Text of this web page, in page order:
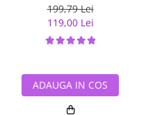
199,79 Lei
119,00 Lei
ADAUGA IN COS